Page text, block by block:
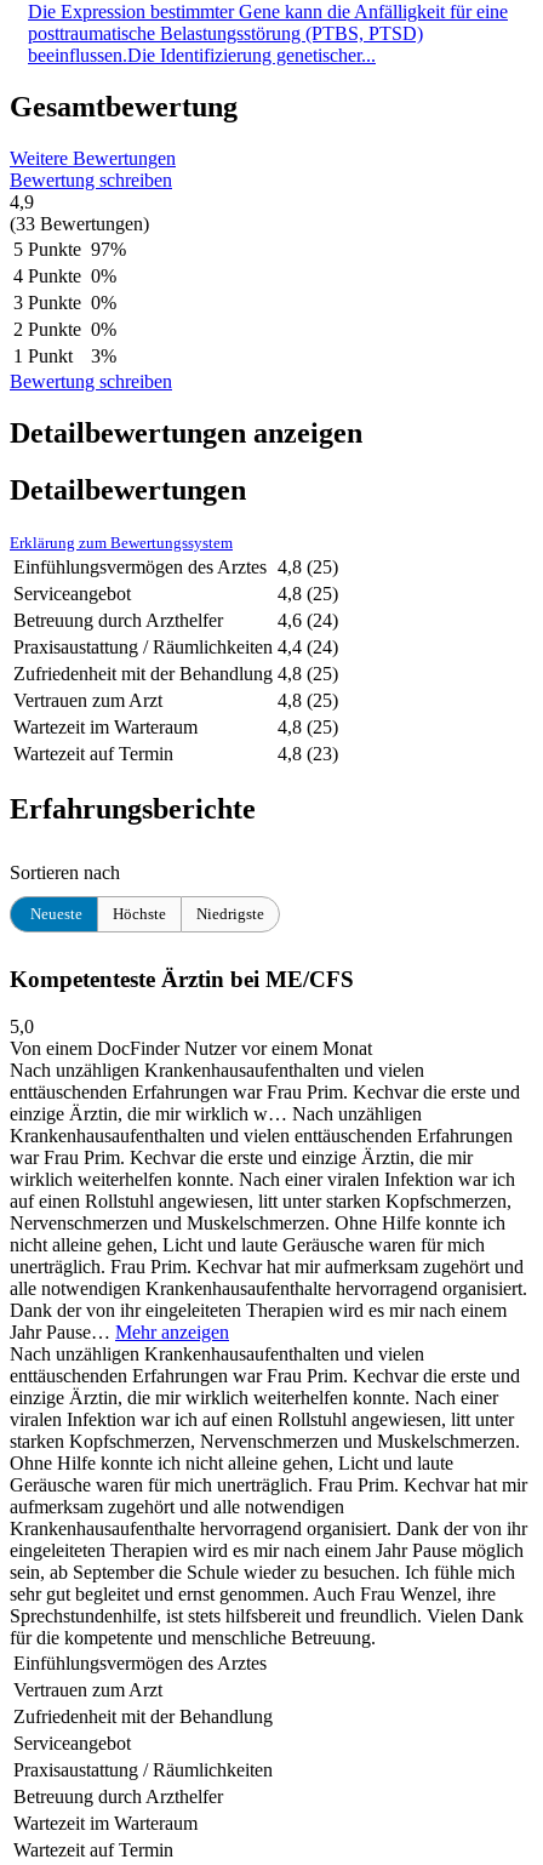
Die Expression bestimmter Gene kann die Anfälligkeit für eine
posttraumatische Belastungsstörung (PTBS, PTSD)
beeinflussen.Die Identifizierung genetischer...
Gesamtbewertung
Weitere Bewertungen
Bewertung schreiben
4,9
(33 Bewertungen)
5 Punkte 97%
4 Punkte 0%
3 Punkte 0%
2 Punkte 0%
1 Punkt
3%
Bewertung schreiben
Detailbewertungen anzeigen
Detailbewertungen
Erklärung zum Bewertungssystem
Einfühlungsvermögen des Arztes 4,8 (25)
Serviceangebot
4,8 (25)
Betreuung durch Arzthelfer
4,6 (24)
Praxisaustattung / Räumlichkeiten 4,4 (24)
Zufriedenheit mit der Behandlung 4,8 (25)
Vertrauen zum Arzt
4,8 (25)
Wartezeit im Warteraum
4,8 (25)
Wartezeit auf Termin
4,8 (23)
Erfahrungsberichte
Sortieren nach
Neueste Höchste Niedrigste
Kompetenteste Ärztin bei ME/CFS
5,0
Von einem DocFinder Nutzervor einem Monat
Nach unzähligen Krankenhausaufenthalten und vielen
enttäuschenden Erfahrungen war Frau Prim. Kechvar die erste und
einzige Ärztin, die mir wirklich w… Nach unzähligen
Krankenhausaufenthalten und vielen enttäuschenden Erfahrungen
war Frau Prim. Kechvar die erste und einzige Ärztin, die mir
wirklich weiterhelfen konnte. Nach einer viralen Infektion war ich
auf einen Rollstuhl angewiesen, litt unter starken Kopfschmerzen,
Nervenschmerzen und Muskelschmerzen. Ohne Hilfe konnte ich
nicht alleine gehen, Licht und laute Geräusche waren für mich
unerträglich. Frau Prim. Kechvar hat mir aufmerksam zugehört und
alle notwendigen Krankenhausaufenthalte hervorragend organisiert.
Dank der von ihr eingeleiteten Therapien wird es mir nach einem
Jahr Pause… Mehr anzeigen
Nach unzähligen Krankenhausaufenthalten und vielen
enttäuschenden Erfahrungen war Frau Prim. Kechvar die erste und
einzige Ärztin, die mir wirklich weiterhelfen konnte. Nach einer
viralen Infektion war ich auf einen Rollstuhl angewiesen, litt unter
starken Kopfschmerzen, Nervenschmerzen und Muskelschmerzen.
Ohne Hilfe konnte ich nicht alleine gehen, Licht und laute
Geräusche waren für mich unerträglich. Frau Prim. Kechvar hat mir
aufmerksam zugehört und alle notwendigen
Krankenhausaufenthalte hervorragend organisiert. Dank der von ihr
eingeleiteten Therapien wird es mir nach einem Jahr Pause möglich
sein, ab September die Schule wieder zu besuchen. Ich fühle mich
sehr gut begleitet und ernst genommen. Auch Frau Wenzel, ihre
Sprechstundenhilfe, ist stets hilfsbereit und freundlich. Vielen Dank
für die kompetente und menschliche Betreuung.
Einfühlungsvermögen des Arztes
Vertrauen zum Arzt
Zufriedenheit mit der Behandlung
Serviceangebot
Praxisaustattung / Räumlichkeiten
Betreuung durch Arzthelfer
Wartezeit im Warteraum
Wartezeit auf Termin